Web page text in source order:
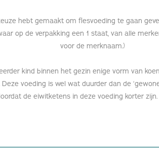
hebt gemaakt om flesvoeding te gaan
op de verpakking een 1 staat, van alle
voor de merknaam.)
kind binnen het gezin enige vorm van
voeding is wel wat duurder dan de
de eiwitketens in deze voeding korter